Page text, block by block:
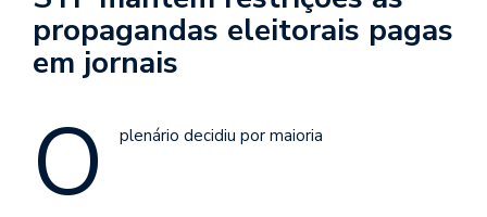
propagandas eleitorais pagas
em jornais
O plenário decidiu por maioria